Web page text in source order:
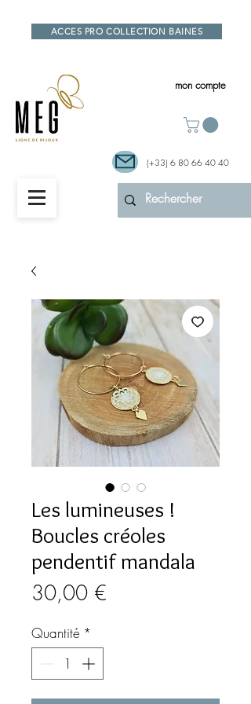
ACCES PRO COLLECTION BAINES
mon compte
(+33) 6 80 66 40 40
Les lumineuses !
Boucles créoles
pendentif mandala
30,00 €
Quantité *